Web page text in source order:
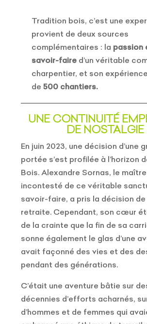
Tradition bois, c’est une
provient de deux sources
complémentaires : la passion
savoir-faire d’un véritable
charpentier, et son
de500 chantiers.
UNE CONTINUITÉ
DE NOSTALGIE
En juin 2023, une décision d’une
portée s’est profilée à l’horizon
Bois. Alexandre Sornas, le maître
incontesté de ce véritable
savoir-faire, a pris la décision de
retraite. Cependant, son cœur
de la crainte que la fin de sa
sonne également le glas d’une
avait façonné des vies et des
pendant des générations.
C’était une aventure bâtie sur
décennies d’efforts acharnés,
d’hommes et de femmes qui